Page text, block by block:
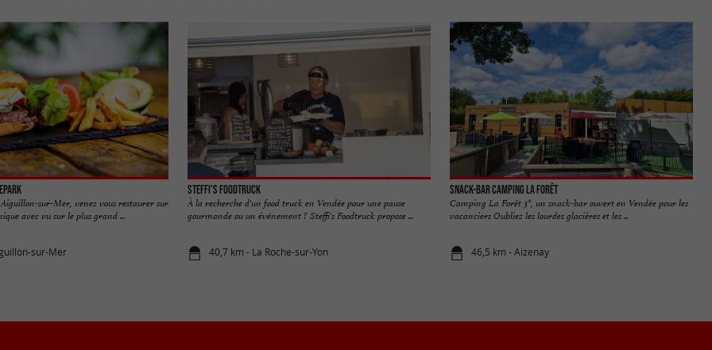
sur-Mer, venez vous restaurer sur
avec vu sur le plus grand ...
sur-Mer
Steffi's Foodtruck
À la recherche d'un food truck en Vendée pour une pause
gourmande ou un événement ? Steffi's Foodtruck propose ...
40,7 km - La Roche-sur-Yon
Snack-bar Camping La Forêt
Camping La Forêt 3*, un snack-bar ouvert en Vendée pour les
vacanciers Oubliez les lourdes glacières et les ...
46,5 km - Aizenay